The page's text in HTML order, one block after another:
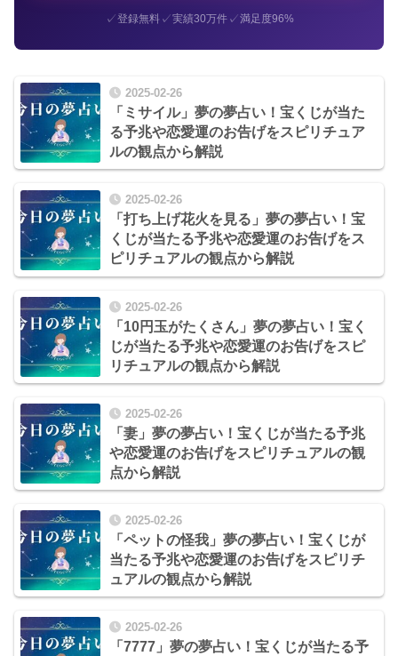
✓登録無料✓実績30万件✓満足度96%
2025-02-26
「ミサイル」夢の夢占い！宝くじが当た
る予兆や恋愛運のお告げをスピリチュア
ルの観点から解説
2025-02-26
「打ち上げ花火を見る」夢の夢占い！宝
くじが当たる予兆や恋愛運のお告げをス
ピリチュアルの観点から解説
2025-02-26
「10円玉がたくさん」夢の夢占い！宝く
じが当たる予兆や恋愛運のお告げをスピ
リチュアルの観点から解説
2025-02-26
「妻」夢の夢占い！宝くじが当たる予兆
や恋愛運のお告げをスピリチュアルの観
点から解説
2025-02-26
「ペットの怪我」夢の夢占い！宝くじが
当たる予兆や恋愛運のお告げをスピリチ
ュアルの観点から解説
2025-02-26
「7777」夢の夢占い！宝くじが当たる予